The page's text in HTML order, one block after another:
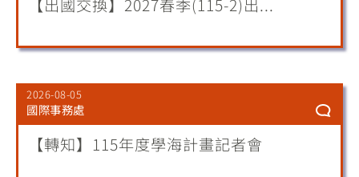
【出國交換】2027春季(115-2)出...
2026-08-05
國際事務處
【轉知】115年度學海計畫記者會